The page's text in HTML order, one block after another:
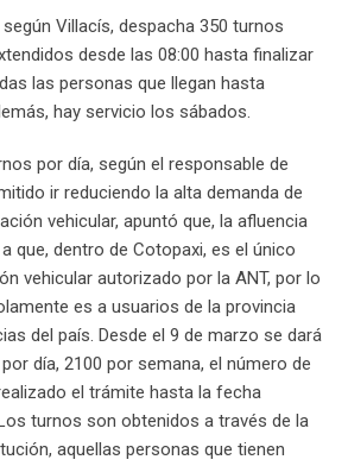
Villacís, despacha 350 turnos
desde las 08:00 hasta finalizar
las personas que llegan hasta
hay servicio los sábados.
por día, según el responsable de
ir reduciendo la alta demanda de
vehicular, apuntó que, la afluencia
que, dentro de Cotopaxi, es el único
vehicular autorizado por la ANT, por lo
es a usuarios de la provincia
del país. Desde el 9 de marzo se dará
día, 2100 por semana, el número de
el trámite hasta la fecha
turnos son obtenidos a través de la
aquellas personas que tienen